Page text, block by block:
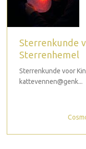
Sterrenkunde
Sterrenhemel
Sterrenkunde voor
kattevennen@genk...